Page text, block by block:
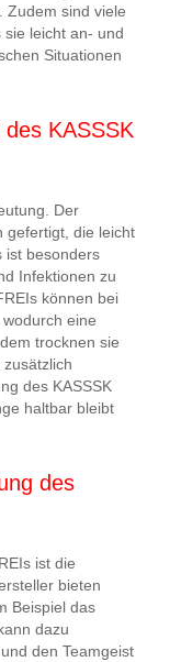
Zudem sind viele
sie leicht an- und
Situationen
KASSSK
Der
gefertigt, die leicht
ist besonders
Infektionen zu
können bei
eine
trocknen sie
des KASSSK
haltbar bleibt
des
ist die
bieten
Beispiel das
dazu
den Teamgeist